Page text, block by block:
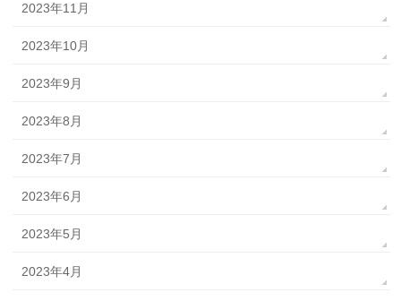
2023年11月
2023年10月
2023年9月
2023年8月
2023年7月
2023年6月
2023年5月
2023年4月